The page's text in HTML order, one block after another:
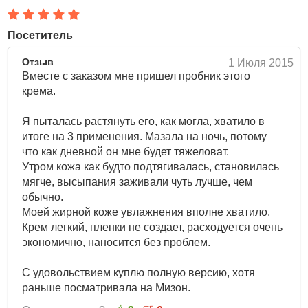
старения.
Комплекс ягодных экстрактов
витаминами, увлажняет и питает ее, смягчает,
осветляет, оказывает антиоксидантную защиту и
оберегает от агрессивного воздействия УФ-
излучения.
ароматом.
Способ применения:
Нанести крем на очищенную и тонизированную кожу
лица.
Объём: 50 мл
Состав:Water, Glycerin, Triethylhexanoin, Sorbitan
Stearate, Cyclopentasiloxane, Cetyl Alcohol, Hydrogenated
Methylpropanediol, Vegetable Oil, Palmitic Acid, Stearic
Acid, Polysorbate 60, Snail Secretion Filtrate, Soluble
Посетитель
1 Июля 2015
Отзыв
Вместе с заказом мне пришел пробник этого
крема.
Я пыталась растянуть его, как могла, хватило в
итоге на 3 применения. Мазала на ночь, потому
что как дневной он мне будет тяжеловат.
Утром кожа как будто подтягивалась, становилась
мягче, высыпания заживали чуть лучше, чем
обычно.
Моей жирной коже увлажнения вполне хватило.
Крем легкий, пленки не создает, расходуется очень
экономично, наносится без проблем.
С удовольствием куплю полную версию, хотя
раньше посматривала на Мизон.